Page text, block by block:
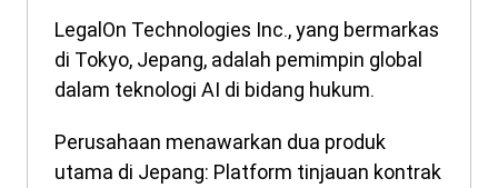
LegalOn Technologies Inc., yang bermarkas
di Tokyo, Jepang, adalah pemimpin global
dalam teknologi AI di bidang hukum.
Perusahaan menawarkan dua produk
utama di Jepang: Platform tinjauan kontrak